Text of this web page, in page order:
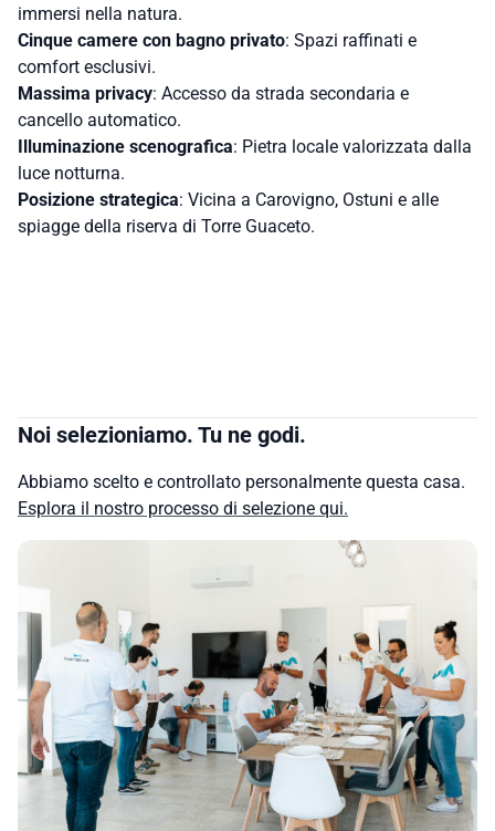
immersi nella natura.
Cinque camere con bagno privato: Spazi raffinati e
comfort esclusivi.
Massima privacy: Accesso da strada secondaria e
cancello automatico.
Illuminazione scenografica: Pietra locale valorizzata dalla
luce notturna.
Posizione strategica: Vicina a Carovigno, Ostuni e alle
spiagge della riserva di Torre Guaceto.
Noi selezioniamo. Tu ne godi.
Abbiamo scelto e controllato personalmente questa casa.
Esplora il nostro processo di selezione qui.